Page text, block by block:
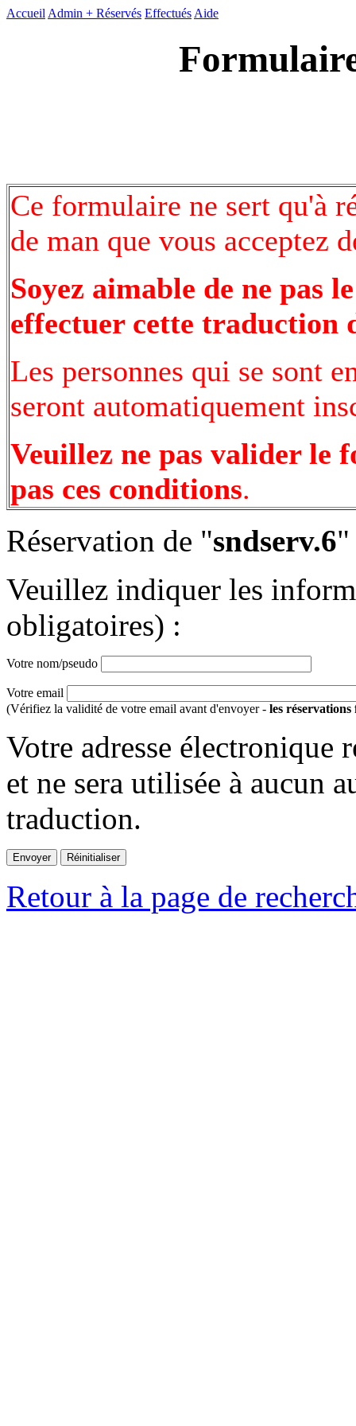
Accueil Admin + Réservés Effectués Aide
Ce formulaire ne sert qu'à
de man que vous acceptez
Soyez aimable de ne pas
effectuer cette traduction
Les personnes qui se sont
seront automatiquement
Veuillez ne pas valider le
pas ces conditions.
Réservation de "sndserv.6"
Veuillez indiquer les
obligatoires) :
Votre nom/pseudo
Votre email
(Vérifiez la validité de votre email avant d'envoyer - les réservations
Votre adresse électronique
et ne sera utilisée à aucun
traduction.
Retour à la page de